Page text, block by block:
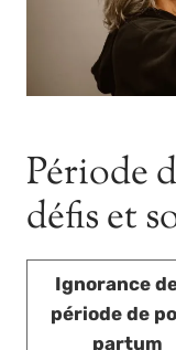
Période
défis et
Ignorance
période de
partum